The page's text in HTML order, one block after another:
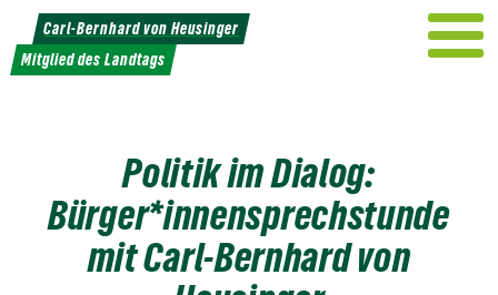
Weiter
zum
Inhalt
Carl-Bernhard von Heusinger
Mitglied des Landtags
Politik im Dialog:
Bürger*innensprechstunde
mit Carl-Bernhard von